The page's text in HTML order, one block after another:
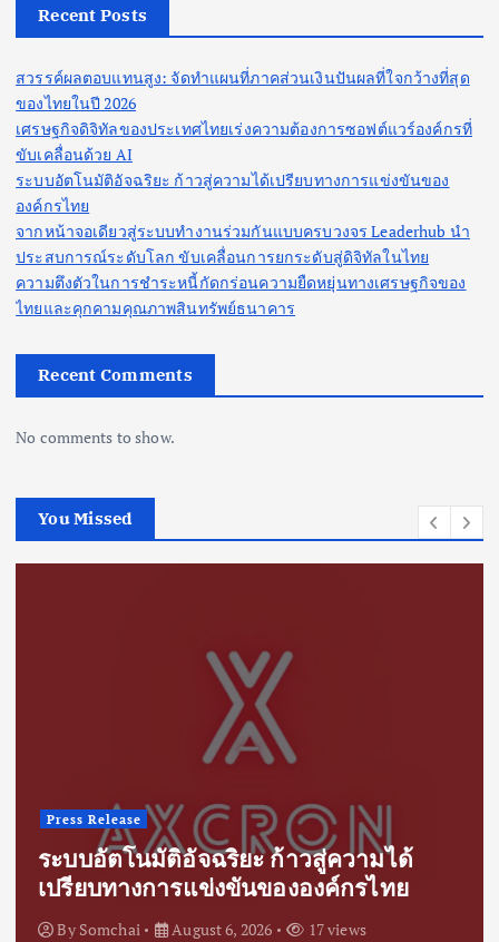
Recent Posts
สวรรค์ผลตอบแทนสูง: จัดทำแผนที่ภาคส่วนเงินปันผลที่ใจกว้างที่สุด
ของไทยในปี 2026
เศรษฐกิจดิจิทัลของประเทศไทยเร่งความต้องการซอฟต์แวร์องค์กรที่
ขับเคลื่อนด้วย AI
ระบบอัตโนมัติอัจฉริยะ ก้าวสู่ความได้เปรียบทางการแข่งขันของ
องค์กรไทย
จากหน้าจอเดียวสู่ระบบทำงานร่วมกันแบบครบวงจร Leaderhub นำ
ประสบการณ์ระดับโลก ขับเคลื่อนการยกระดับสู่ดิจิทัลในไทย
ความตึงตัวในการชำระหนี้กัดกร่อนความยืดหยุ่นทางเศรษฐกิจของ
ไทยและคุกคามคุณภาพสินทรัพย์ธนาคาร
Recent Comments
No comments to show.
You Missed
Press Release
ระบบอัตโนมัติอัจฉริยะ ก้าวสู่ความได้
เปรียบทางการแข่งขันขององค์กรไทย
By Somchai August 6, 2026 17 views